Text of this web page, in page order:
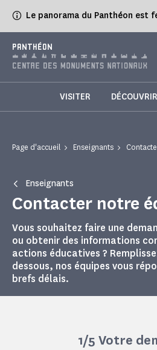
Le panorama du Panthéon est
PANTHÉON
VISITER DÉCOUVRIR
Page d'accueil Enseignants
Enseignants
Contacter notre
Vous souhaitez faire une
ou obtenir des informations
actions éducatives ?
dessous, nos équipes vous
brefs délais.
1/5 Votre